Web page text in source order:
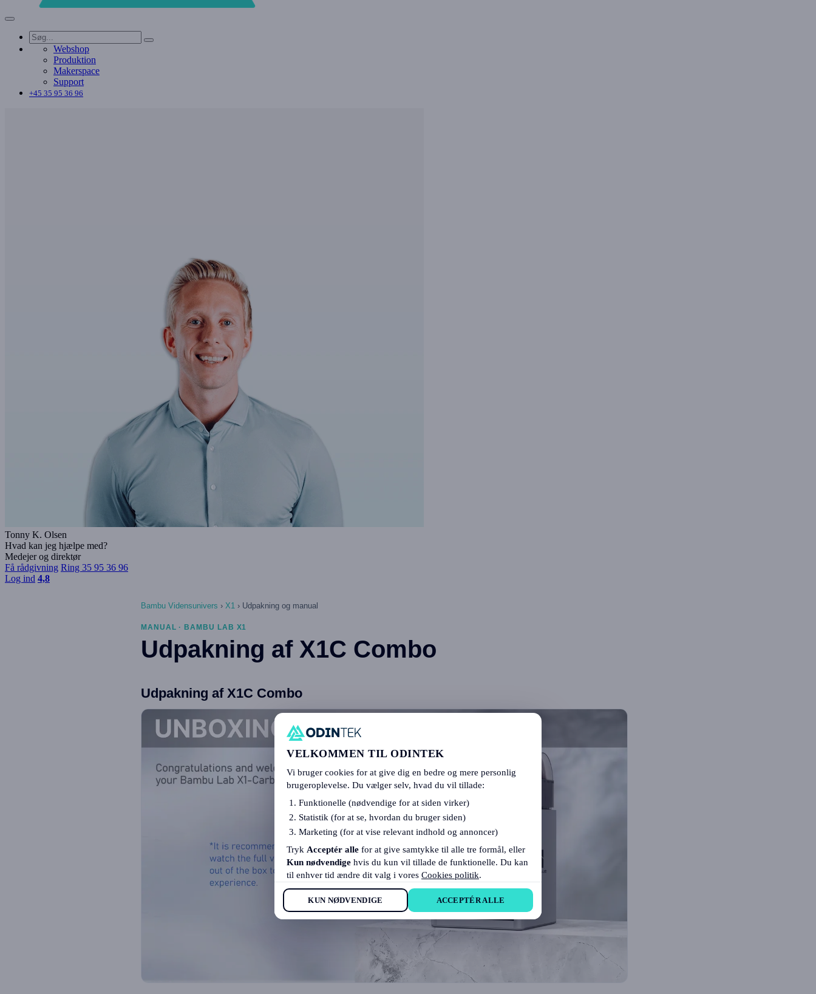
Webshop
Produktion
Makerspace
Support
+45 35 95 36 96
Tonny K. Olsen
Hvad kan jeg hjælpe med?
Medejer og direktør
Få rådgivning Ring 35 95 36 96
Log ind 4,8
Bambu Vidensunivers › X1 › Udpakning og manual
MANUAL · BAMBU LAB X1
Udpakning af X1C Combo
Udpakning af X1C Combo
VELKOMMEN TIL ODINTEK
Vi bruger cookies for at give dig en bedre og mere personlig
brugeroplevelse. Du vælger selv, hvad du vil tillade:
Funktionelle (nødvendige for at siden virker)
Statistik (for at se, hvordan du bruger siden)
Marketing (for at vise relevant indhold og annoncer)
Tryk Acceptér alle for at give samtykke til alle tre formål, eller
Kun nødvendige hvis du kun vil tillade de funktionelle. Du kan
til enhver tid ændre dit valg i vores Cookies politik.
KUN NØDVENDIGE ACCEPTÉR ALLE